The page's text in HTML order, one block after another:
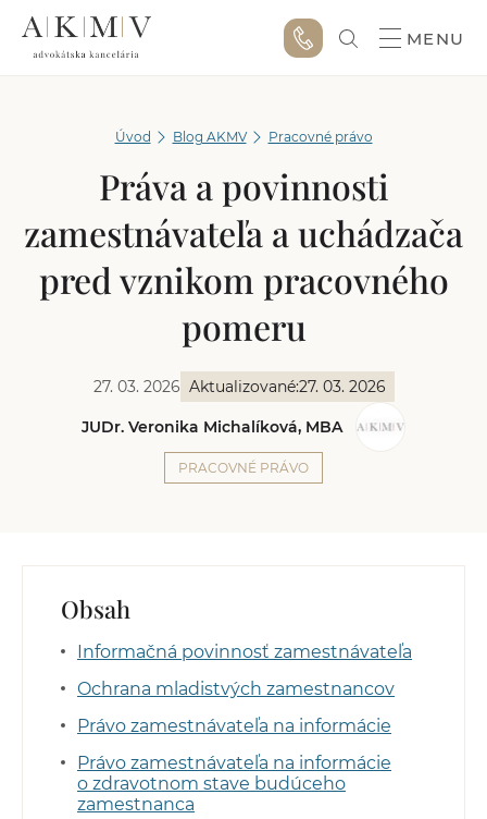
MENU
Úvod Blog AKMV Pracovné právo
Práva a povinnosti
zamestnávateľa a uchádzača
pred vznikom pracovného
pomeru
27. 03. 2026 Aktualizované:27. 03. 2026
JUDr. Veronika Michalíková, MBA
PRACOVNÉ PRÁVO
Obsah
Informačná povinnosť zamestnávateľa
Ochrana mladistvých zamestnancov
Právo zamestnávateľa na informácie
Právo zamestnávateľa na informácie
o zdravotnom stave budúceho
zamestnanca